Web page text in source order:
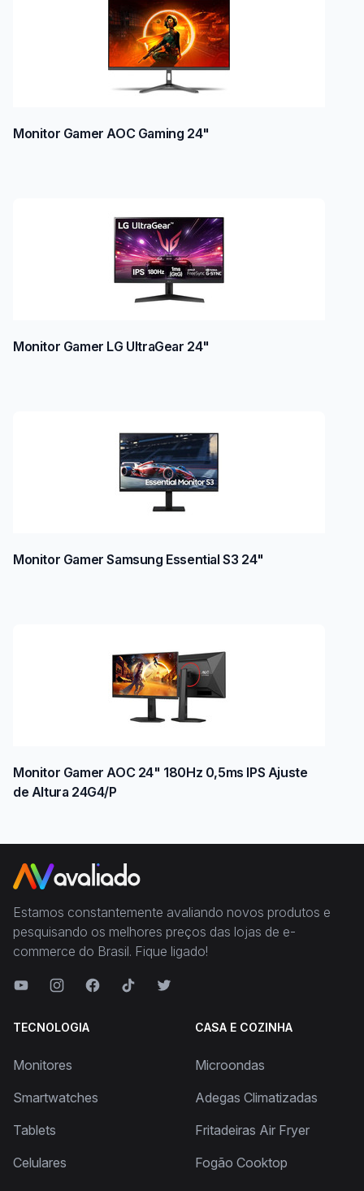
Monitor Gamer AOC Gaming 24"
Monitor Gamer LG UltraGear 24"
Monitor Gamer Samsung Essential S3 24"
Monitor Gamer AOC 24" 180Hz 0,5ms IPS Ajuste
de Altura 24G4/P
Estamos constantemente avaliando novos produtos e
pesquisando os melhores preços das lojas de e-
commerce do Brasil. Fique ligado!
TECNOLOGIA
Monitores
Smartwatches
Tablets
Celulares
CASA E COZINHA
Microondas
Adegas Climatizadas
Fritadeiras Air Fryer
Fogão Cooktop